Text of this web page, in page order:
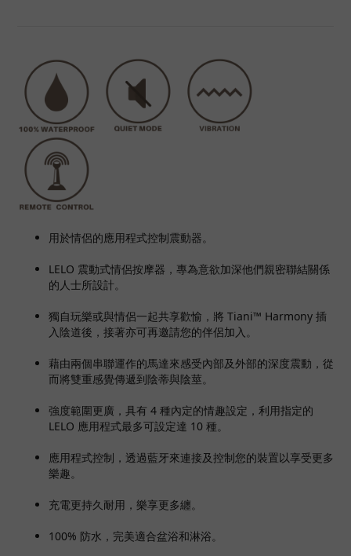
用於情侶的應用程式控制震動器。
LELO 震動式情侶按摩器，專為意欲加深他們親密聯結關係
的人士所設計。
獨自玩樂或與情侶一起共享歡愉，將 Tiani™ Harmony 插
入陰道後，接著亦可再邀請您的伴侶加入。
藉由兩個串聯運作的馬達來感受內部及外部的深度震動，從
而將雙重感覺傳遞到陰蒂與陰莖。
強度範圍更廣，具有 4 種內定的情趣設定，利用指定的
LELO 應用程式最多可設定達 10 種。
應用程式控制，透過藍牙來連接及控制您的裝置以享受更多
樂趣。
充電更持久耐用，樂享更多纏。
100% 防水，完美適合盆浴和淋浴。